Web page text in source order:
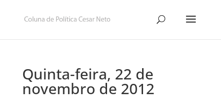
Quinta-feira, 22 de
novembro de 2012